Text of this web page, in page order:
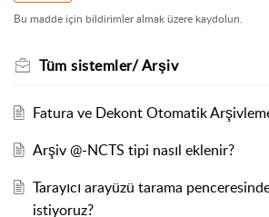
Bu madde için bildirimler almak üzere kaydolun.
Tüm sistemler/ Arşiv
Fatura ve Dekont Otomatik
Arşiv @-NCTS tipi nasıl eklenir?
Tarayıcı arayüzü tarama
istiyoruz?